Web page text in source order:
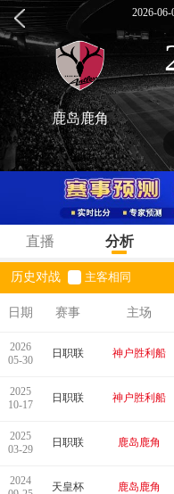
2026-
鹿岛鹿角
直播 分析
历史对战 主客相同
日期 赛事 主场
2026
05-30
日职联 神户胜利船
2025
10-17
日职联 神户胜利船
2025
03-29
日职联 鹿岛鹿角
2024
天皇杯 鹿岛鹿角